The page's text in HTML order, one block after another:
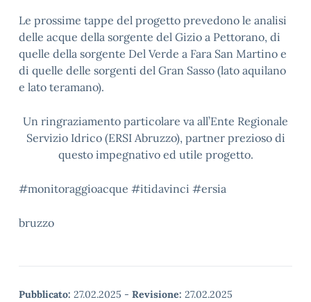
Le prossime tappe del progetto prevedono le analisi
delle acque della sorgente del Gizio a Pettorano, di
quelle della sorgente Del Verde a Fara San Martino e
di quelle delle sorgenti del Gran Sasso (lato aquilano
e lato teramano).
Un ringraziamento particolare va all’Ente Regionale
Servizio Idrico (ERSI Abruzzo), partner prezioso di
questo impegnativo ed utile progetto.
#monitoraggioacque #itidavinci #ersia
bruzzo
Pubblicato: 27.02.2025 - Revisione: 27.02.2025